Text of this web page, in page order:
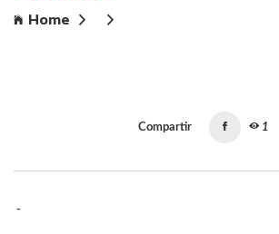
Home
Compartir 1
-